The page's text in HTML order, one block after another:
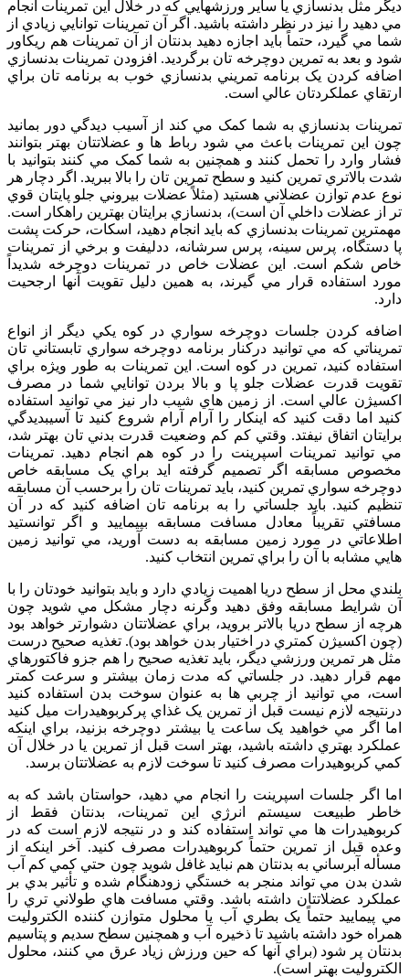
ديگر مثل بدنسازي يا ساير ورزشهايي که در خلال اين تمرينات انجام
مي دهيد را نيز در نظر داشته باشيد. اگر آن تمرينات توانايي زيادي از
شما مي گيرد، حتماً بايد اجازه دهيد بدنتان از آن تمرينات هم ريکاور
شود و بعد به تمرين دوچرخه تان برگرديد. افزودن تمرينات بدنسازي
اضافه کردن يک برنامه تمريني بدنسازي خوب به برنامه تان براي
ارتقاي عملکردتان عالي است.
تمرينات بدنسازي به شما کمک مي کند از آسيب ديدگي دور بمانيد
چون اين تمرينات باعث مي شود رباط ها و عضلاتتان بهتر بتوانند
فشار وارد را تحمل کنند و همچنين به شما کمک مي کنند بتوانيد با
شدت بالاتري تمرين کنيد و سطح تمرين تان را بالا ببريد. اگر دچار هر
نوع عدم توازن عضلاني هستيد (مثلاً عضلات بيروني جلو پايتان قوي
تر از عضلات داخلي آن است)، بدنسازي برايتان بهترين راهکار است.
مهمترين تمرينات بدنسازي که بايد انجام دهيد، اسکات، حرکت پشت
پا دستگاه، پرس سينه، پرس سرشانه، ددليفت و برخي از تمرينات
خاص شکم است. اين عضلات خاص در تمرينات دوچرخه شديداً
مورد استفاده قرار مي گيرند، به همين دليل تقويت آنها ارجحيت
دارد.
اضافه کردن جلسات دوچرخه سواري در کوه يکي ديگر از انواع
تمريناتي که مي توانيد درکنار برنامه دوچرخه سواري تابستاني تان
استفاده کنيد، تمرين در کوه است. اين تمرينات به طور ويژه براي
تقويت قدرت عضلات جلو پا و بالا بردن توانايي شما در مصرف
اکسيژن عالي است. از زمين هاي شيب دار نيز مي توانيد استفاده
کنيد اما دقت کنيد که اينکار را آرام آرام شروع کنيد تا آسيبديدگي
برايتان اتفاق نيفتد. وقتي کم کم وضعيت قدرت بدني تان بهتر شد،
مي توانيد تمرينات اسپرينت را در کوه هم انجام دهيد. تمرينات
مخصوص مسابقه اگر تصميم گرفته ايد براي يک مسابقه خاص
دوچرخه سواري تمرين کنيد، بايد تمرينات تان را برحسب آن مسابقه
تنظيم کنيد. بايد جلساتي را به برنامه تان اضافه کنيد که در آن
مسافتي تقريباً معادل مسافت مسابقه بپيماييد و اگر توانستيد
اطلاعاتي در مورد زمين مسابقه به دست آوريد، مي توانيد زمين
هايي مشابه با آن را براي تمرين انتخاب کنيد.
بلندي محل از سطح دريا اهميت زيادي دارد و بايد بتوانيد خودتان را با
آن شرايط مسابقه وفق دهيد وگرنه دچار مشکل مي شويد چون
هرچه از سطح دريا بالاتر برويد، براي عضلاتتان دشوارتر خواهد بود
(چون اکسيژن کمتري در اختيار بدن خواهد بود). تغذيه صحيح درست
مثل هر تمرين ورزشي ديگر، بايد تغذيه صحيح را هم جزو فاکتورهاي
مهم قرار دهيد. در جلساتي که مدت زمان بيشتر و سرعت کمتر
است، مي توانيد از چربي ها به عنوان سوخت بدن استفاده کنيد
درنتيجه لازم نيست قبل از تمرين يک غذاي پرکربوهيدرات ميل کنيد
اما اگر مي خواهيد يک ساعت يا بيشتر دوچرخه بزنيد، براي اينکه
عملکرد بهتري داشته باشيد، بهتر است قبل از تمرين يا در خلال آن
کمي کربوهيدرات مصرف کنيد تا سوخت لازم به عضلاتتان برسد.
اما اگر جلسات اسپرينت را انجام مي دهيد، حواستان باشد که به
خاطر طبيعت سيستم انرژي اين تمرينات، بدنتان فقط از
کربوهيدرات ها مي تواند استفاده کند و در نتيجه لازم است که در
وعده قبل از تمرين حتماً کربوهيدرات مصرف کنيد. آخر اينکه از
مسأله آبرساني به بدنتان هم نبايد غافل شويد چون حتي کمي کم آب
شدن بدن مي تواند منجر به خستگي زودهنگام شده و تأثير بدي بر
عملکرد عضلاتتان داشته باشد. وقتي مسافت هاي طولاني تري را
مي پيماييد حتماً يک بطري آب يا محلول متوازن کننده الکتروليت
همراه خود داشته باشيد تا ذخيره آب و همچنين سطح سديم و پتاسيم
بدنتان پر شود (براي آنها که حين ورزش زياد عرق مي کنند، محلول
الکتروليت بهتر است).